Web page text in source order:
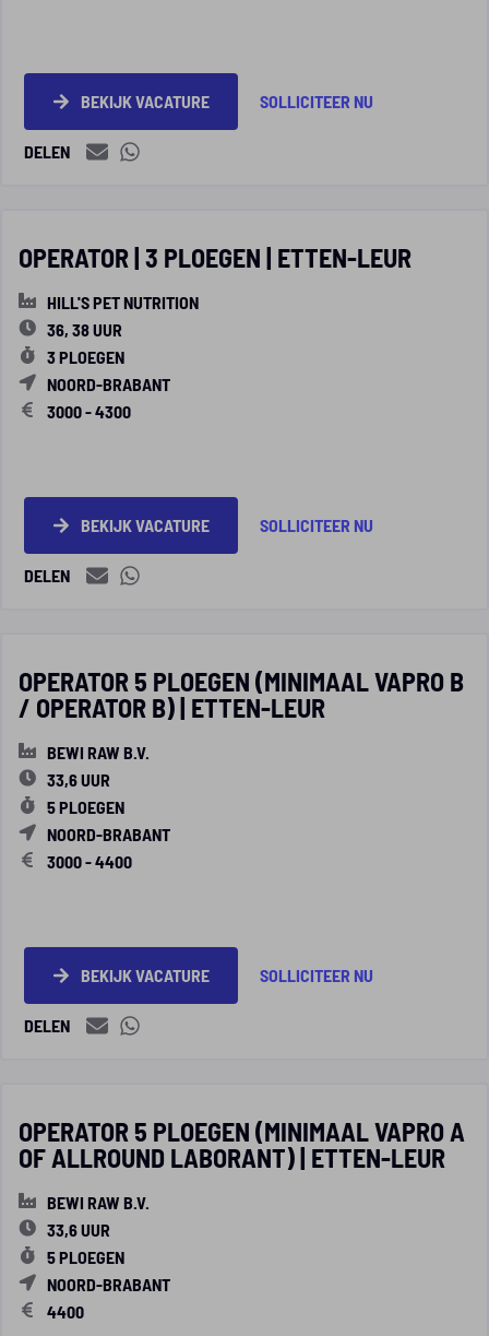
BEKIJK VACATURE SOLLICITEER NU
DELEN
OPERATOR | 3 PLOEGEN | ETTEN-LEUR
HILL'S PET NUTRITION
36, 38 UUR
3 PLOEGEN
NOORD-BRABANT
3000 - 4300
BEKIJK VACATURE SOLLICITEER NU
DELEN
OPERATOR 5 PLOEGEN (MINIMAAL VAPRO B
/ OPERATOR B) | ETTEN-LEUR
BEWI RAW B.V.
33,6 UUR
5 PLOEGEN
NOORD-BRABANT
3000 - 4400
BEKIJK VACATURE SOLLICITEER NU
DELEN
OPERATOR 5 PLOEGEN (MINIMAAL VAPRO A
OF ALLROUND LABORANT) | ETTEN-LEUR
BEWI RAW B.V.
33,6 UUR
5 PLOEGEN
NOORD-BRABANT
4400